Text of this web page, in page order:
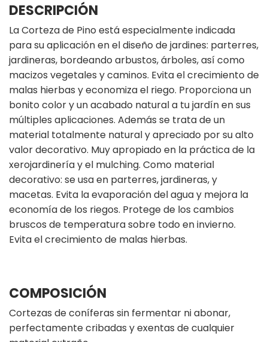
DESCRIPCIÓN
La Corteza de Pino está especialmente indicada
para su aplicación en el diseño de jardines: parterres,
jardineras, bordeando arbustos, árboles, así como
macizos vegetales y caminos. Evita el crecimiento de
malas hierbas y economiza el riego. Proporciona un
bonito color y un acabado natural a tu jardín en sus
múltiples aplicaciones. Además se trata de un
material totalmente natural y apreciado por su alto
valor decorativo. Muy apropiado en la práctica de la
xerojardinería y el mulching. Como material
decorativo: se usa en parterres, jardineras, y
macetas. Evita la evaporación del agua y mejora la
economía de los riegos. Protege de los cambios
bruscos de temperatura sobre todo en invierno.
Evita el crecimiento de malas hierbas.
COMPOSICIÓN
Cortezas de coníferas sin fermentar ni abonar,
perfectamente cribadas y exentas de cualquier